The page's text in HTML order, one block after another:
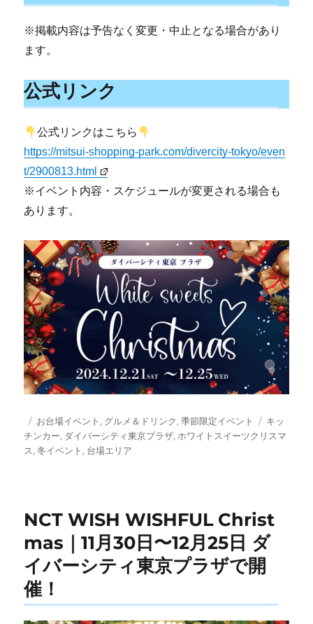
※掲載内容は予告なく変更・中止となる場合があり
ます。
公式リンク
公式リンクはこちら
https://mitsui-shopping-park.com/divercity-tokyo/even
t/2900813.html
※イベント内容・スケジュールが変更される場合も
あります。
投
稿
日:
カ
テ
ゴ
お台場イベント , グルメ＆ドリンク,季節限定イベント
タ
グ
キッ
チンカー, ダイバーシティ東京プラザ, ホワイトスイーツクリスマ
ス,冬イベント , 台場エリア
NCT WISH WISHFUL Christ
mas｜11月30日〜12月25日 ダ
イバーシティ東京プラザで開
催！